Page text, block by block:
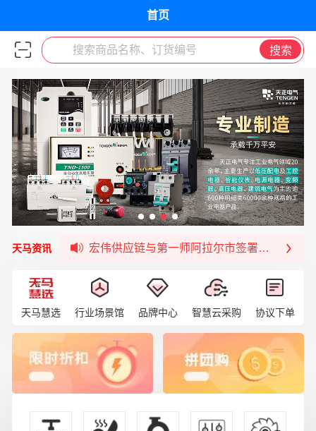
首页
搜索商品名称、订货编号 搜索
天马资讯
签约喜讯 | 宏伟与中铝集团成功签约！
福清核电—WD-40产品交流会圆满结束
宏伟供应链与第一师阿拉尔市签署战略框架合
天马慧选 行业场景馆 品牌中心 智慧云采购 协议下单